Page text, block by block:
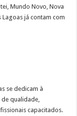
Mundo Novo, Nova
Lagoas já contam com
se dedicam à
qualidade,
capacitados.